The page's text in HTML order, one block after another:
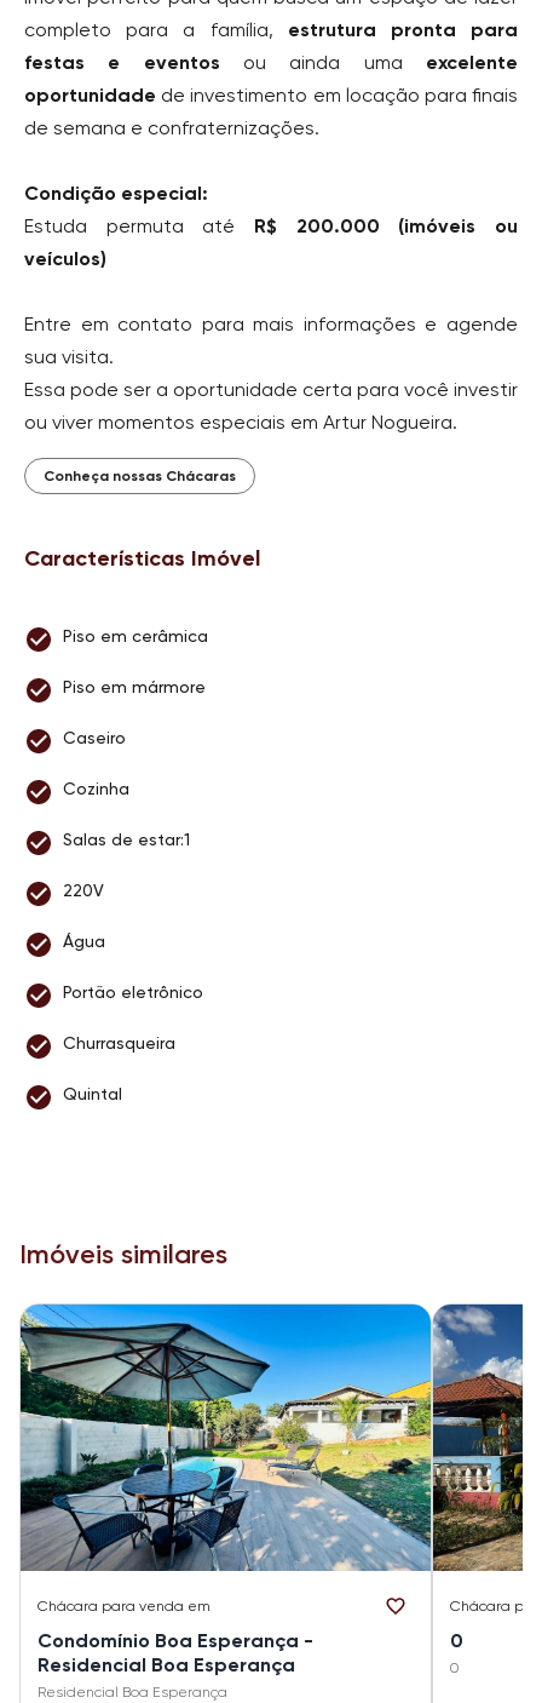
completo para a família, estrutura pronta para
festas e eventos ou ainda uma excelente
oportunidade de investimento em locação para finais
de semana e confraternizações.
Condição especial:
Estuda permuta até R$ 200.000 (imóveis ou
veículos)
Entre em contato para mais informações e agende
sua visita.
Essa pode ser a oportunidade certa para você investir
ou viver momentos especiais em Artur Nogueira.
Conheça nossas Chácaras
Características Imóvel
Piso em cerâmica
Piso em mármore
Caseiro
Cozinha
Salas de estar:1
220V
Água
Portão eletrônico
Churrasqueira
Quintal
Imóveis similares
Chácara para venda em
Condomínio Boa Esperança -
Residencial Boa Esperança
Residencial Boa Esperança
Chácara
0
0